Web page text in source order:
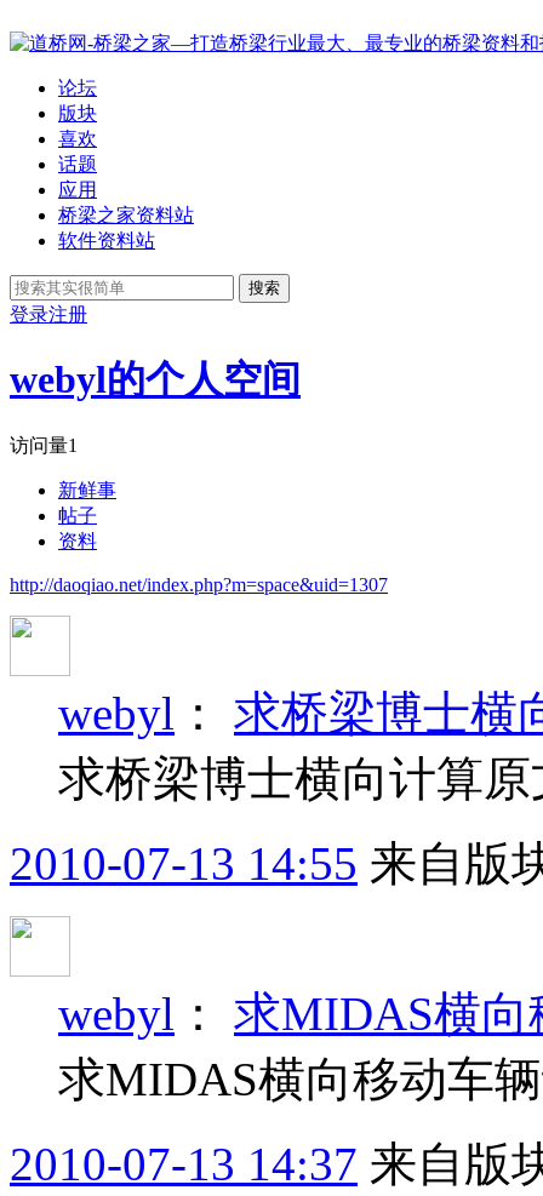
论坛
版块
喜欢
话题
应用
桥梁之家资料站
软件资料站
搜索
登录注册
webyl的个人空间
访问量1
新鲜事
帖子
资料
http://daoqiao.net/index.php?m=space&uid=1307
webyl ： 求桥梁博士横
求桥梁博士横向计算
2010-07-13 14:55 来自版
webyl ： 求MIDAS横
求MIDAS横向移动车
2010-07-13 14:37 来自版